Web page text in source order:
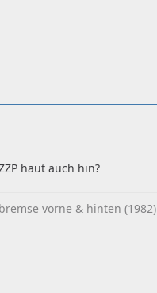
haut auch hin?
vorne & hinten (1982)